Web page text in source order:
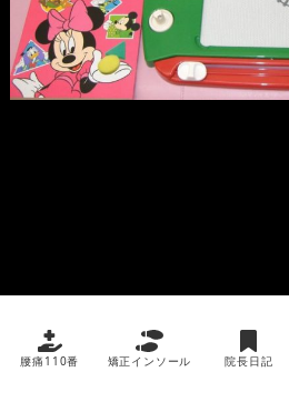
腰痛110番 矯正インソール 院長日記